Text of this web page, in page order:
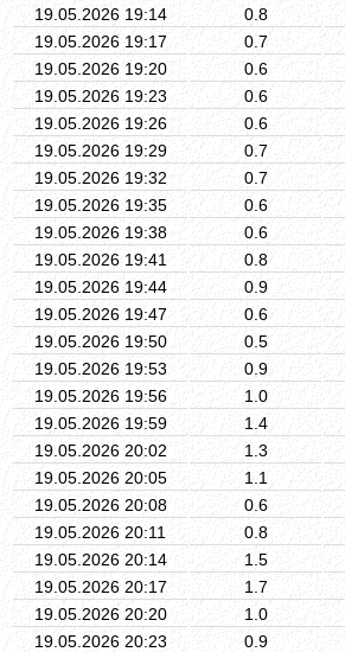
19.05.2026 19:14
0.8
19.05.2026 19:17
0.7
19.05.2026 19:20
0.6
19.05.2026 19:23
0.6
19.05.2026 19:26
0.6
19.05.2026 19:29
0.7
19.05.2026 19:32
0.7
19.05.2026 19:35
0.6
19.05.2026 19:38
0.6
19.05.2026 19:41
0.8
19.05.2026 19:44
0.9
19.05.2026 19:47
0.6
19.05.2026 19:50
0.5
19.05.2026 19:53
0.9
19.05.2026 19:56
1.0
19.05.2026 19:59
1.4
19.05.2026 20:02
1.3
19.05.2026 20:05
1.1
19.05.2026 20:08
0.6
19.05.2026 20:11
0.8
19.05.2026 20:14
1.5
19.05.2026 20:17
1.7
19.05.2026 20:20
1.0
19.05.2026 20:23
0.9